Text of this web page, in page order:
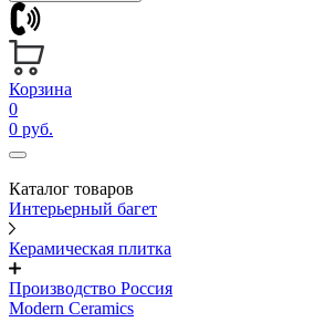
Корзина
0
0 руб.
Каталог товаров
Интерьерный багет
Керамическая плитка
Производство Россия
Modern Ceramics